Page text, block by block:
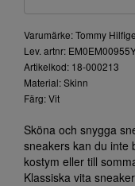
Varumärke: Tommy
Lev. artnr:
Artikelkod: 18-000213
Material: Skinn
Färg: Vit
Sköna och snygga
sneakers kan du inte
kostym eller till
Klassiska vita